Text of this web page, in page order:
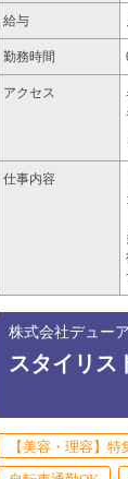
給与
勤務時間
アクセス
仕事内容
株式会社デュー
スタイリス
【美容・理容】特